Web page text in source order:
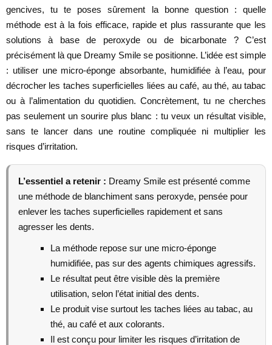
gencives, tu te poses sûrement la bonne question : quelle
méthode est à la fois efficace, rapide et plus rassurante que les
solutions à base de peroxyde ou de bicarbonate ? C’est
précisément là que Dreamy Smile se positionne. L’idée est simple
: utiliser une micro-éponge absorbante, humidifiée à l’eau, pour
décrocher les taches superficielles liées au café, au thé, au tabac
ou à l’alimentation du quotidien. Concrètement, tu ne cherches
pas seulement un sourire plus blanc : tu veux un résultat visible,
sans te lancer dans une routine compliquée ni multiplier les
risques d’irritation.
L’essentiel a retenir : Dreamy Smile est présenté comme
une méthode de blanchiment sans peroxyde, pensée pour
enlever les taches superficielles rapidement et sans
agresser les dents.
La méthode repose sur une micro-éponge
humidifiée, pas sur des agents chimiques agressifs.
Le résultat peut être visible dès la première
utilisation, selon l’état initial des dents.
Le produit vise surtout les taches liées au tabac, au
thé, au café et aux colorants.
Il est conçu pour limiter les risques d’irritation de